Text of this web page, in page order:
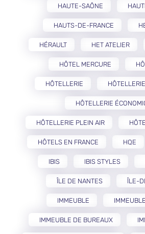
HAUTE-SAÔNE
HAUTS-DE-FRANCE
HÉRAULT HET ATELIER
HÔTEL MERCURE
HÔTELLERIE
HÔTELLERIE
HÔTELLERIE PLEIN AIR
HÔTELS EN FRANCE HQE
IBIS IBIS STYLES
ÎLE DE NANTES ÎLE-
IMMEUBLE
IMMEUBLE DE BUREAUX